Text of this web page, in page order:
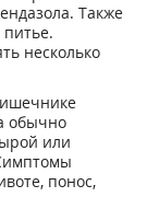
Также
несколько
обычно
или
понос,